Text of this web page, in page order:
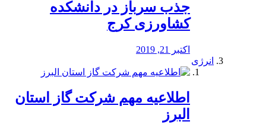
جذب سرباز در دانشکده
کشاورزی کرج
اکتبر 21, 2019
انرژی
️اطلاعیه مهم شرکت گاز استان
البرز